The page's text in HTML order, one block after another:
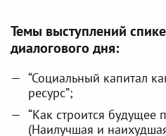
Темы выступлений
диалогового дня:
“Социальный капитал
ресурс”;
“Как строится будущее
(Наилучшая и